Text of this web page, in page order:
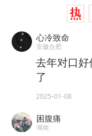
心冷致命
安徽合肥
去年对口
了
2025-01-08
困腹痛
湖南